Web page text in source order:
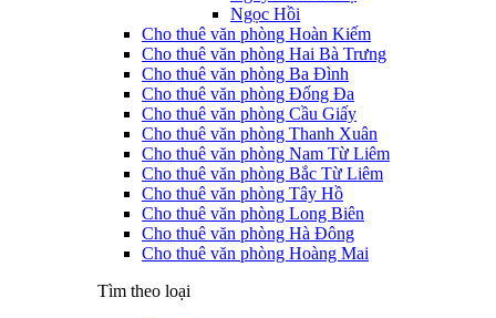
Ngọc Hồi
Cho thuê văn phòng Hoàn Kiếm
Cho thuê văn phòng Hai Bà Trưng
Cho thuê văn phòng Ba Đình
Cho thuê văn phòng Đống Đa
Cho thuê văn phòng Cầu Giấy
Cho thuê văn phòng Thanh Xuân
Cho thuê văn phòng Nam Từ Liêm
Cho thuê văn phòng Bắc Từ Liêm
Cho thuê văn phòng Tây Hồ
Cho thuê văn phòng Long Biên
Cho thuê văn phòng Hà Đông
Cho thuê văn phòng Hoàng Mai
Tìm theo loại